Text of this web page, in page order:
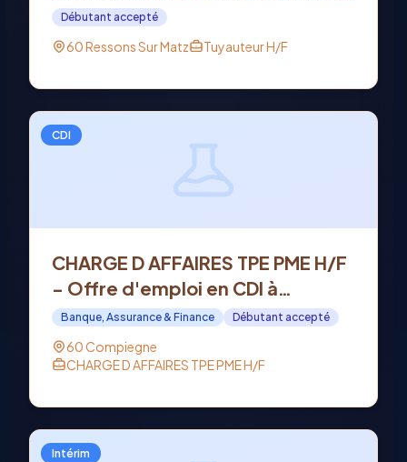
(60)
Débutant accepté
60 Ressons Sur Matz Tuyauteur H/F
CDI
CHARGE D AFFAIRES TPE PME H/F
- Offre d'emploi en CDI à
COMPIEGNE (60)
Banque, Assurance & Finance Débutant accepté
60 Compiegne
CHARGE D AFFAIRES TPE PME H/F
Intérim